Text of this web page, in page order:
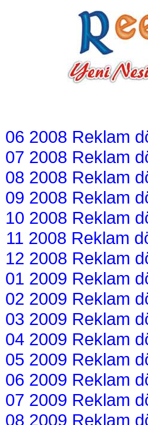
06 2008 Reklam
07 2008 Reklam
08 2008 Reklam
09 2008 Reklam
10 2008 Reklam
11 2008 Reklam
12 2008 Reklam
01 2009 Reklam
02 2009 Reklam
03 2009 Reklam
04 2009 Reklam
05 2009 Reklam
06 2009 Reklam
07 2009 Reklam
08 2009 Reklam